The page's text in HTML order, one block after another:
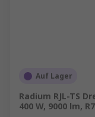
Auf Lager
Radium RJL-TS
400 W, 9000 lm,